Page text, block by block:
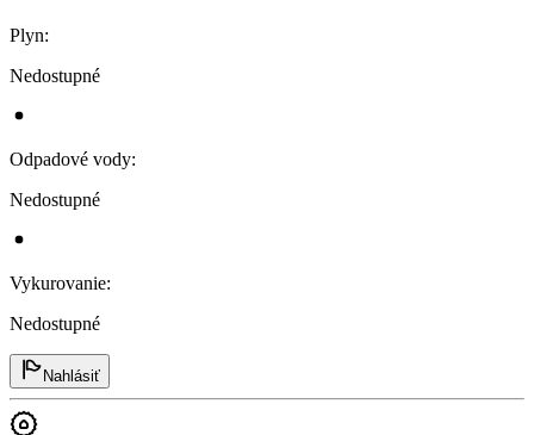
Plyn:
Nedostupné
Odpadové vody:
Nedostupné
Vykurovanie:
Nedostupné
Nahlásiť